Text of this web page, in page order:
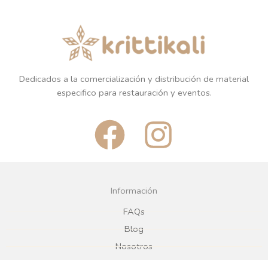
Dedicados a la comercialización y distribución de material
especifico para restauración y eventos.
F
a
c
e
b
I
n
Información
FAQs
Blog
Nosotros